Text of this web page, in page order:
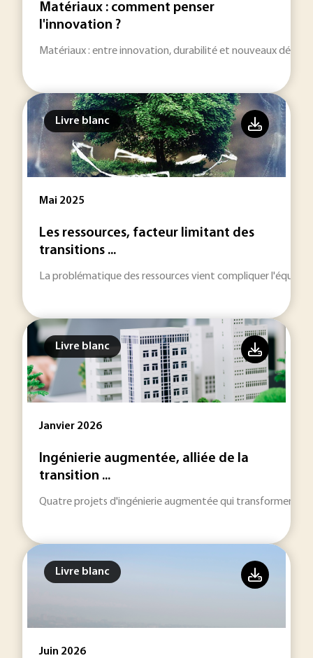
Matériaux : comment penser
l'innovation ?
Matériaux : entre innovation, durabilité et nouveaux défis
Livre blanc
Mai 2025
Les ressources, facteur limitant des
transitions ...
La problématique des ressources vient compliquer
Livre blanc
Janvier 2026
Ingénierie augmentée, alliée de la
transition ...
Quatre projets d'ingénierie augmentée qui transforment la
Livre blanc
Juin 2026